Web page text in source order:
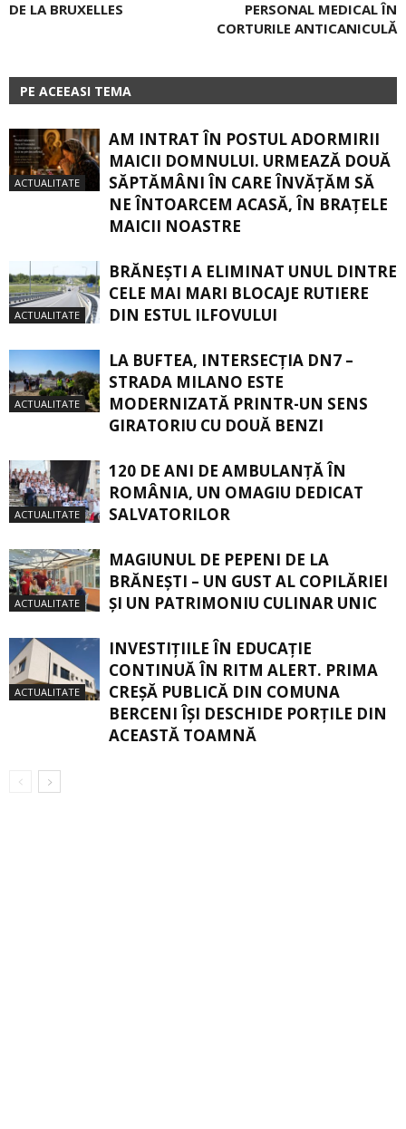
DE LA BRUXELLES
PERSONAL MEDICAL ÎN
CORTURILE ­ANTICANICULĂ
PE ACEEASI TEMA
ACTUALITATE
AM INTRAT ÎN POSTUL ADORMIRII
MAICII DOMNULUI. URMEAZĂ DOUĂ
SĂPTĂMÂNI ÎN CARE ÎNVĂŢĂM SĂ
NE ÎNTOARCEM ACASĂ, ÎN BRAŢELE
MAICII NOASTRE
ACTUALITATE
BRĂNEȘTI A ELIMINAT UNUL DINTRE
CELE MAI MARI BLOCAJE RUTIERE
DIN ESTUL ILFOVULUI
ACTUALITATE
LA BUFTEA, INTERSECŢIA DN7 –
STRADA MILANO ESTE
MODERNIZATĂ PRINTR-UN SENS
GIRATORIU CU DOUĂ BENZI
ACTUALITATE
120 DE ANI DE AMBULANȚĂ ÎN
ROMÂNIA, UN OMAGIU DEDICAT
SALVATORILOR
ACTUALITATE
MAGIUNUL DE PEPENI DE LA
BRĂNEŞTI – UN GUST AL COPILĂRIEI
ŞI UN PATRIMONIU CULINAR UNIC
ACTUALITATE
INVESTIȚIILE ÎN EDUCAȚIE
CONTINUĂ ÎN RITM ALERT. PRIMA
CREŞĂ PUBLICĂ DIN COMUNA
BERCENI ÎŞI DESCHIDE PORŢILE DIN
ACEASTĂ TOAMNĂ